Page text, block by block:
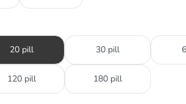
20 pill 30 pill
120 pill 180 pill